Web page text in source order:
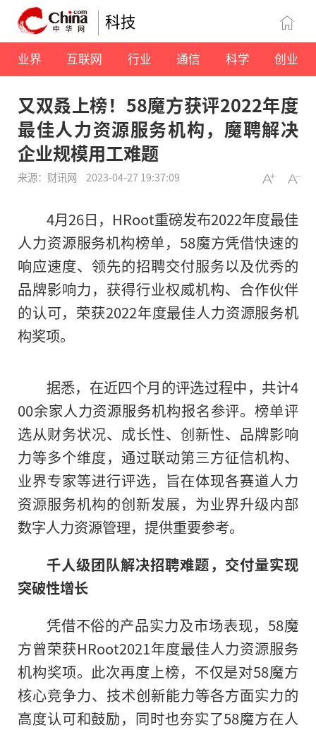
科技
业界 互联网 行业 通信 科学 创业
又双叒上榜！58魔方获评2022年度
最佳人力资源服务机构，魔聘解决
企业规模用工难题
来源：财讯网 2023-04-27 19:37:09
4月26日，HRoot重磅发布2022年度最佳
人力资源服务机构榜单，58魔方凭借快速的
响应速度、领先的招聘交付服务以及优秀的
品牌影响力，获得行业权威机构、合作伙伴
的认可，荣获2022年度最佳人力资源服务机
构奖项。
据悉，在近四个月的评选过程中，共计4
00余家人力资源服务机构报名参评。榜单评
选从财务状况、成长性、创新性、品牌影响
力等多个维度，通过联动第三方征信机构、
业界专家等进行评选，旨在体现各赛道人力
资源服务机构的创新发展，为业界升级内部
数字人力资源管理，提供重要参考。
千人级团队解决招聘难题，交付量实现
突破性增长
凭借不俗的产品实力及市场表现，58魔
方曾荣获HRoot2021年度最佳人力资源服务
机构奖项。此次再度上榜，不仅是对58魔方
核心竞争力、技术创新能力等各方面实力的
高度认可和鼓励，同时也夯实了58魔方在人